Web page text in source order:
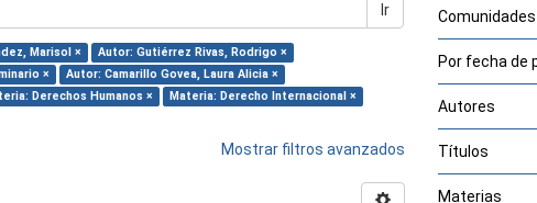
Ir
Marisol ×
Autor: Gutiérrez Rivas, Rodrigo ×
×
Autor: Camarillo Govea, Laura Alicia ×
Derechos Humanos ×
Materia: Derecho Internacional ×
Mostrar filtros avanzados
Por fecha de
Autores
Títulos
Materias